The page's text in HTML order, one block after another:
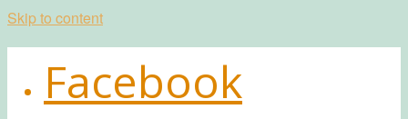
Skip to content
Facebook